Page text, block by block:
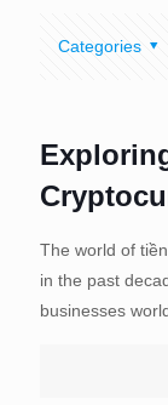
Categories
The world of
in the past
businesses